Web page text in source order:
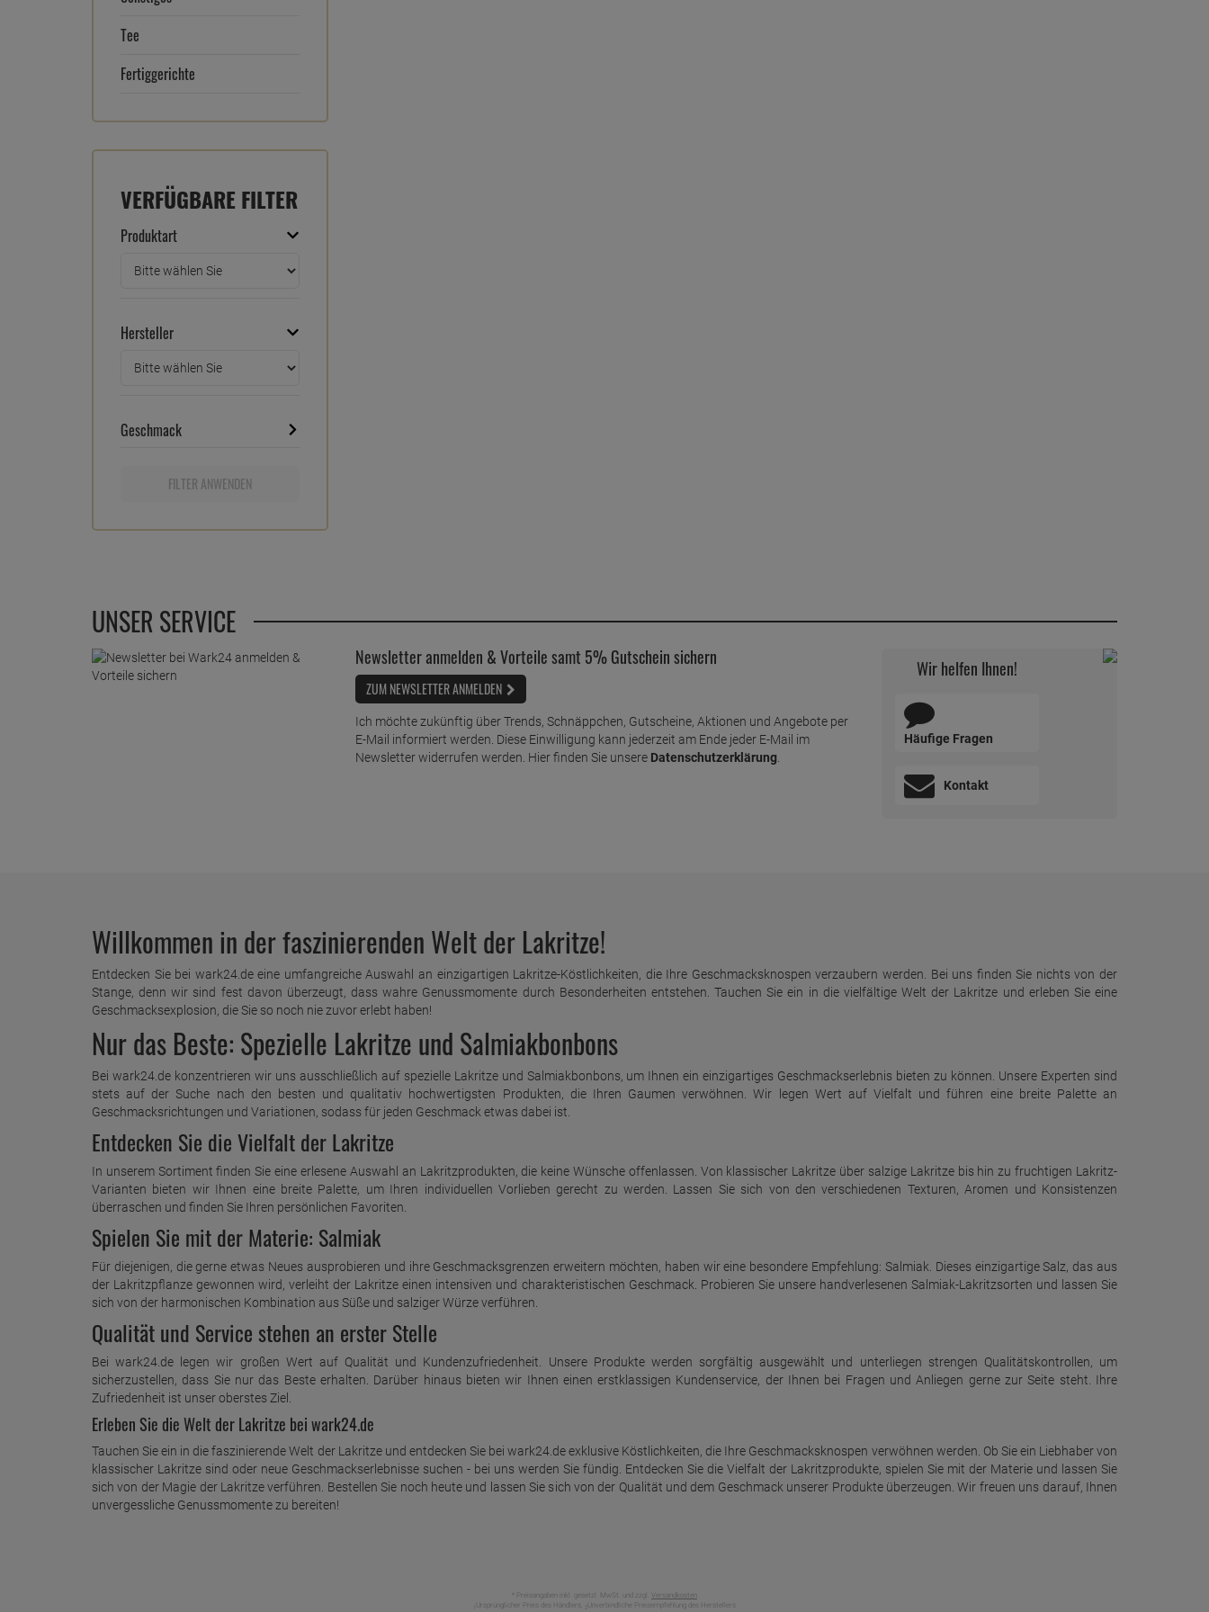
Tee
Fertiggerichte
VERFÜGBARE FILTER
Produktart
Hersteller
Geschmack
FILTER ANWENDEN
UNSER SERVICE
Newsletter anmelden & Vorteile samt 5% Gutschein sichern
ZUM NEWSLETTER ANMELDEN
Ich möchte zukünftig über Trends, Schnäppchen, Gutscheine, Aktionen und Angebote per
E-Mail informiert werden. Diese Einwilligung kann jederzeit am Ende jeder E-Mail im
Newsletter widerrufen werden. Hier finden Sie unsere Datenschutzerklärung.
Wir helfen Ihnen!
Häufige Fragen
Kontakt
Willkommen in der faszinierenden Welt der Lakritze!
Entdecken Sie bei wark24.de eine umfangreiche Auswahl an einzigartigen Lakritze-Köstlichkeiten, die Ihre Geschmacksknospen verzaubern werden. Bei uns finden Sie nichts von der
Stange, denn wir sind fest davon überzeugt, dass wahre Genussmomente durch Besonderheiten entstehen. Tauchen Sie ein in die vielfältige Welt der Lakritze und erleben Sie eine
Geschmacksexplosion, die Sie so noch nie zuvor erlebt haben!
Nur das Beste: Spezielle Lakritze und Salmiakbonbons
Bei wark24.de konzentrieren wir uns ausschließlich auf spezielle Lakritze und Salmiakbonbons, um Ihnen ein einzigartiges Geschmackserlebnis bieten zu können. Unsere Experten sind
stets auf der Suche nach den besten und qualitativ hochwertigsten Produkten, die Ihren Gaumen verwöhnen. Wir legen Wert auf Vielfalt und führen eine breite Palette an
Geschmacksrichtungen und Variationen, sodass für jeden Geschmack etwas dabei ist.
Entdecken Sie die Vielfalt der Lakritze
In unserem Sortiment finden Sie eine erlesene Auswahl an Lakritzprodukten, die keine Wünsche offenlassen. Von klassischer Lakritze über salzige Lakritze bis hin zu fruchtigen Lakritz-
Varianten bieten wir Ihnen eine breite Palette, um Ihren individuellen Vorlieben gerecht zu werden. Lassen Sie sich von den verschiedenen Texturen, Aromen und Konsistenzen
überraschen und finden Sie Ihren persönlichen Favoriten.
Spielen Sie mit der Materie: Salmiak
Für diejenigen, die gerne etwas Neues ausprobieren und ihre Geschmacksgrenzen erweitern möchten, haben wir eine besondere Empfehlung: Salmiak. Dieses einzigartige Salz, das aus
der Lakritzpflanze gewonnen wird, verleiht der Lakritze einen intensiven und charakteristischen Geschmack. Probieren Sie unsere handverlesenen Salmiak-Lakritzsorten und lassen Sie
sich von der harmonischen Kombination aus Süße und salziger Würze verführen.
Qualität und Service stehen an erster Stelle
Bei wark24.de legen wir großen Wert auf Qualität und Kundenzufriedenheit. Unsere Produkte werden sorgfältig ausgewählt und unterliegen strengen Qualitätskontrollen, um
sicherzustellen, dass Sie nur das Beste erhalten. Darüber hinaus bieten wir Ihnen einen erstklassigen Kundenservice, der Ihnen bei Fragen und Anliegen gerne zur Seite steht. Ihre
Zufriedenheit ist unser oberstes Ziel.
Erleben Sie die Welt der Lakritze bei wark24.de
Tauchen Sie ein in die faszinierende Welt der Lakritze und entdecken Sie bei wark24.de exklusive Köstlichkeiten, die Ihre Geschmacksknospen verwöhnen werden. Ob Sie ein Liebhaber von
klassischer Lakritze sind oder neue Geschmackserlebnisse suchen - bei uns werden Sie fündig. Entdecken Sie die Vielfalt der Lakritzprodukte, spielen Sie mit der Materie und lassen Sie
sich von der Magie der Lakritze verführen. Bestellen Sie noch heute und lassen Sie sich von der Qualität und dem Geschmack unserer Produkte überzeugen. Wir freuen uns darauf, Ihnen
unvergessliche Genussmomente zu bereiten!
* Preisangaben inkl. gesetzl. MwSt. und zzgl. Versandkosten
Ursprünglicher Preis des Händlers, Unverbindliche Preisempfehlung des Herstellers